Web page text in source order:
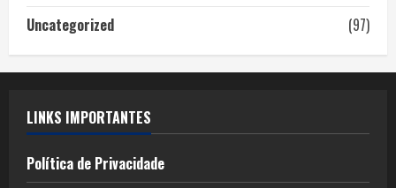
Uncategorized
(97)
LINKS IMPORTANTES
Política de Privacidade